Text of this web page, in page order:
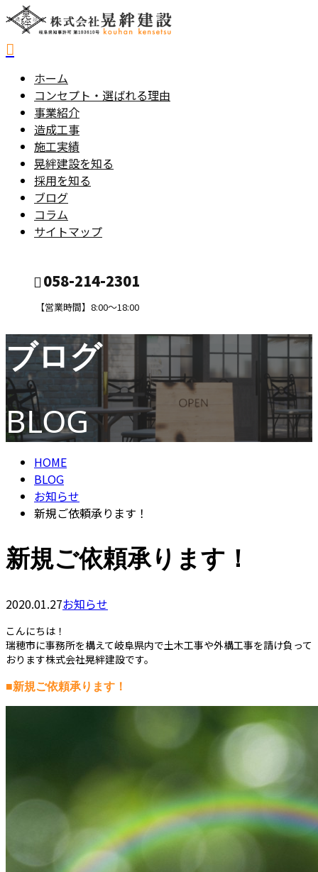
ホーム
コンセプト・選ばれる理由
事業紹介
造成工事
施工実績
晃絆建設を知る
採用を知る
ブログ
コラム
サイトマップ
058-214-2301
【営業時間】8:00～18:00
CONTACT
ブログ
BLOG
HOME
BLOG
お知らせ
新規ご依頼承ります！
新規ご依頼承ります！
2020.01.27お知らせ
こんにちは！
瑞穂市に事務所を構えて岐阜県内で土木工事や外構工事を請け負って
おります株式会社晃絆建設です。
■新規ご依頼承ります！